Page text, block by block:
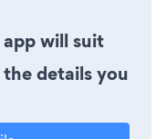
will suit
details you